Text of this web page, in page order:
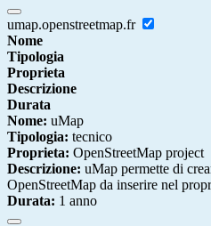
umap.openstreetmap.fr
Nome
Tipologia
Proprieta
Descrizione
Durata
Nome: uMap
Tipologia: tecnico
Proprieta: OpenStreetMap project
Descrizione: uMap permette di
OpenStreetMap da inserire nel
Durata: 1 anno